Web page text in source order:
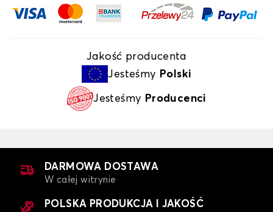
Jakość producenta
Jesteśmy Polski
Jesteśmy Producenci
DARMOWA DOSTAWA
W całej witrynie
POLSKA PRODUKCJA I JAKOŚĆ